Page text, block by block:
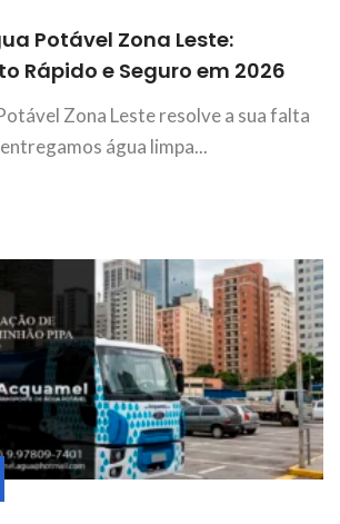
Potável Zona Leste:
Rápido e Seguro em 2026
Zona Leste resolve a sua falta
água limpa...